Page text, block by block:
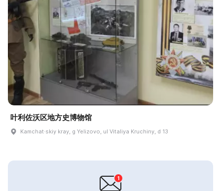
叶利佐沃区地方史博物馆
Kamchat·skiy kray, g Yelizovo, ul Vitaliya Kruchiny, d 13